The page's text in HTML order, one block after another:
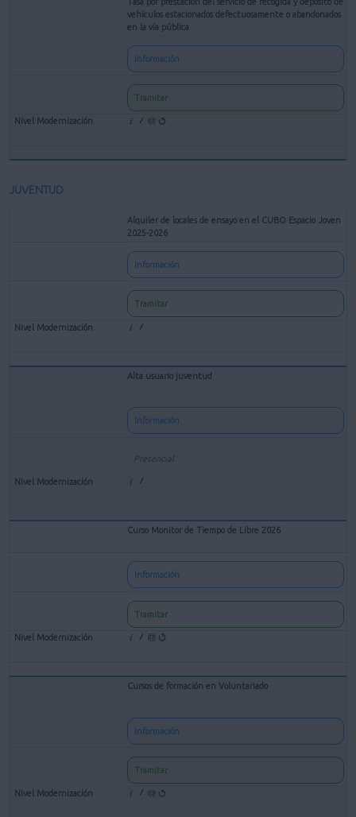
vehículos estacionados defectuosamente o abandonados
en la vía pública
Información
Tramitar
JUVENTUD
Alquiler de locales de ensayo en el CUBO Espacio Joven
2025-2026
Información
Tramitar
Alta usuario juventud
Información
Presencial
Curso Monitor de Tiempo de Libre 2026
Información
Tramitar
Cursos de formación en Voluntariado
Información
Tramitar